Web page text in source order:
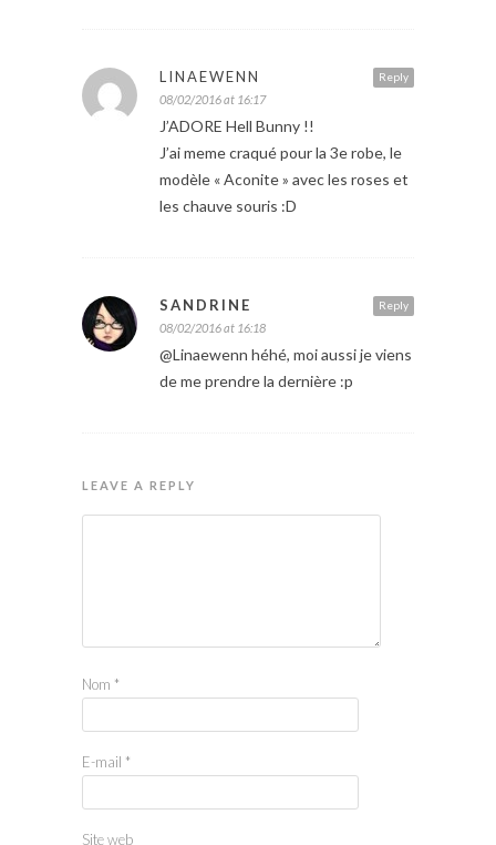
Reply
LINAEWENN
08/02/2016 at 16:17
J’ADORE Hell Bunny !!
J’ai meme craqué pour la 3e robe, le
modèle « Aconite » avec les roses et
les chauve souris :D
Reply
SANDRINE
08/02/2016 at 16:18
@Linaewenn héhé, moi aussi je viens
de me prendre la dernière :p
LEAVE A REPLY
Nom *
E-mail *
Site web